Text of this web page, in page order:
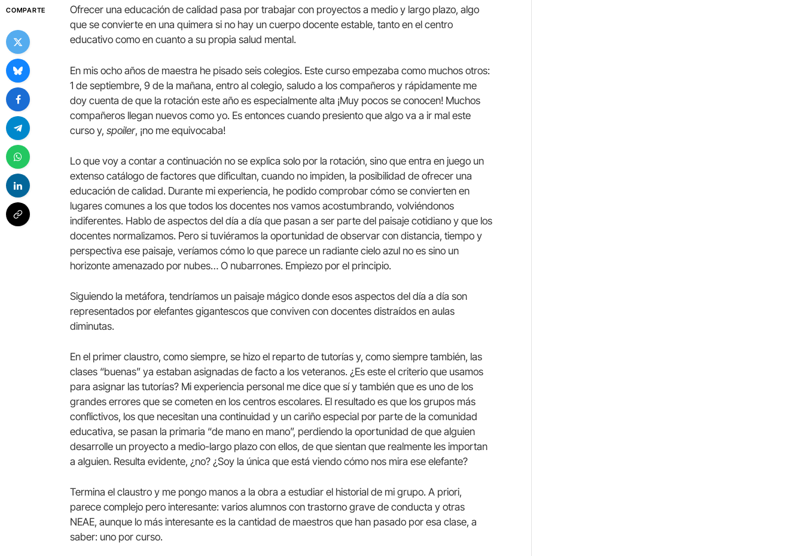
COMPARTE
Ofrecer una educación de calidad pasa por trabajar con proyectos a medio y largo plazo, algo
que se convierte en una quimera si no hay un cuerpo docente estable, tanto en el centro
educativo como en cuanto a su propia salud mental.
En mis ocho años de maestra he pisado seis colegios. Este curso empezaba como muchos otros:
1 de septiembre, 9 de la mañana, entro al colegio, saludo a los compañeros y rápidamente me
doy cuenta de que la rotación este año es especialmente alta ¡Muy pocos se conocen! Muchos
compañeros llegan nuevos como yo. Es entonces cuando presiento que algo va a ir mal este
curso y,spoiler, ¡no me equivocaba!
Lo que voy a contar a continuación no se explica solo por la rotación, sino que entra en juego un
extenso catálogo de factores que dificultan, cuando no impiden, la posibilidad de ofrecer una
educación de calidad. Durante mi experiencia, he podido comprobar cómo se convierten en
lugares comunes a los que todos los docentes nos vamos acostumbrando, volviéndonos
indiferentes. Hablo de aspectos del día a día que pasan a ser parte del paisaje cotidiano y que los
docentes normalizamos. Pero si tuviéramos la oportunidad de observar con distancia, tiempo y
perspectiva ese paisaje, veríamos cómo lo que parece un radiante cielo azul no es sino un
horizonte amenazado por nubes… O nubarrones. Empiezo por el principio.
Siguiendo la metáfora, tendríamos un paisaje mágico donde esos aspectos del día a día son
representados por elefantes gigantescos que conviven con docentes distraídos en aulas
diminutas.
En el primer claustro, como siempre, se hizo el reparto de tutorías y, como siempre también, las
clases “buenas” ya estaban asignadas de facto a los veteranos. ¿Es este el criterio que usamos
para asignar las tutorías? Mi experiencia personal me dice que sí y también que es uno de los
grandes errores que se cometen en los centros escolares. El resultado es que los grupos más
conflictivos, los que necesitan una continuidad y un cariño especial por parte de la comunidad
educativa, se pasan la primaria “de mano en mano”, perdiendo la oportunidad de que alguien
desarrolle un proyecto a medio-largo plazo con ellos, de que sientan que realmente les importan
a alguien. Resulta evidente, ¿no? ¿Soy la única que está viendo cómo nos mira ese elefante?
Termina el claustro y me pongo manos a la obra a estudiar el historial de mi grupo. A priori,
parece complejo pero interesante: varios alumnos con trastorno grave de conducta y otras
NEAE, aunque lo más interesante es la cantidad de maestros que han pasado por esa clase, a
saber: uno por curso.